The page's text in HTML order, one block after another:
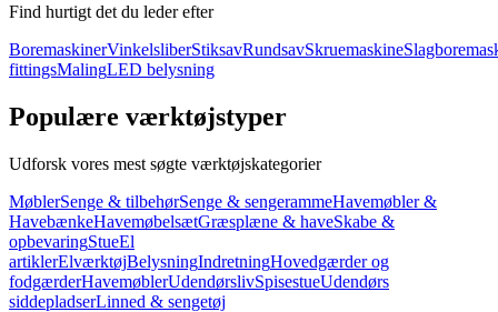
Find hurtigt det du leder efter
BoremaskinerVinkelsliberStiksavRundsavSkruemaskine
fittingsMalingLED belysning
Populære værktøjstyper
Udforsk vores mest søgte værktøjskategorier
MøblerSenge & tilbehørSenge & sengerammeHavemøbler &
HavebænkeHavemøbelsætGræsplæne & haveSkabe &
opbevaringStueEl
artiklerElværktøjBelysningIndretningHovedgærder og
fodgærderHavemøblerUdendørslivSpisestueUdendørs
siddepladserLinned & sengetøj